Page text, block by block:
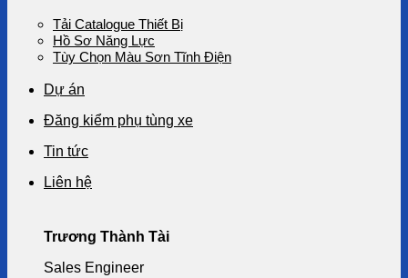
Tải Catalogue Thiết Bị
Hồ Sơ Năng Lực
Tùy Chọn Màu Sơn Tĩnh Điện
Dự án
Đăng kiểm phụ tùng xe
Tin tức
Liên hệ
Trương Thành Tài
Sales Engineer